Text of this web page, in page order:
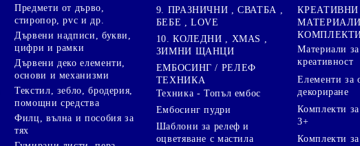
Предмети от дърво,
стиропор, pvc и др.
Дървени надписи, букви,
цифри и рамки
Дървени деко елементи,
основи и механизми
Текстил, зебло, бродерия,
помощни средства
Филц, вълна и пособия за
тях
9. ПРАЗНИЧНИ , СВАТБА ,
БЕБЕ , LOVE
10. КОЛЕДНИ , XMAS ,
ЗИМНИ ЩАНЦИ
ЕМБОСИНГ / РЕЛЕФ
ТЕХНИКА
Техника - Топъл ембос
Ембосинг пудри
Шаблони за релеф и
оцветяване с мастила
КРЕАТИВНИ
Mатериали
креативност
Елементи за
декориране
Комплекти за
3+
Комплекти за